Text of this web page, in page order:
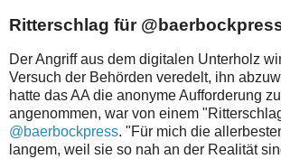
Ritterschlag für
Der Angriff aus dem digitalen Unterholz
Versuch der Behörden veredelt, ihn
hatte das AA die anonyme Aufforderung
angenommen, war von einem
@baerbockpress. "Für mich die
langem, weil sie so nah an der Realität